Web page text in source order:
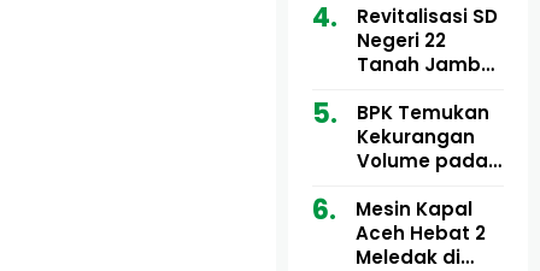
Bermain di
Balik Rp250
Ribu
dan Tgk
Muharuddin
Kini Didesak
Revitalisasi SD
Negeri 22
Tanah Jambo
Miliar Tuai
Sorotan, Publik
Pertanyakan
Anggaran
BPK Temukan
Kekurangan
Volume pada
Aceh Utara
Tahun 2024,
Pengembalian
Mesin Kapal
Aceh Hebat 2
Meledak di